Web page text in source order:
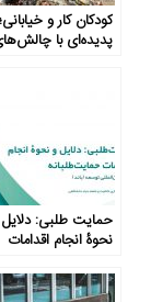
کودکان کار و خیابانی؛
پدیده‌ای ‌با
حمایت طلبی:
نحوۀ انجام اقدامات